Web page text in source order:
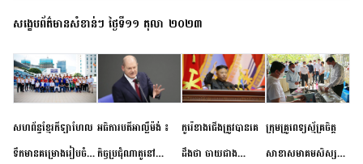
សង្ខេបព័ត៌មានសំខាន់ៗ ថ្ងៃទី១១ តុលា ២០២៣
សហព័ន្ធខ្មែរកីឡាហែល
ទឹកមានគម្រោងរៀបចំ
អធិការបតីអាល្លឺម៉ង់ ៖
កិច្ចប្រជុំណាតូនៅ
កូរ៉េខាងជើងត្រូវបានគេ
ដឹងថា ចាយជាង
ក្រុមគ្រូពេទ្យស្ម័គ្រចិត្ត
សាខាសមាគមសិស្ស